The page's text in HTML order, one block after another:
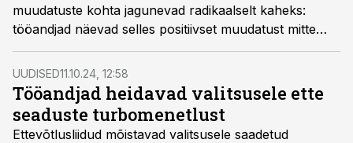
muudatuste kohta jagunevad radikaalselt kaheks:
tööandjad näevad selles positiivset muudatust mitte
ainult endi, vaid ka töötajate jaoks, ametiühingud aga
nõuavad seaduseelnõu ülevaatamist.
UUDISED11.10.24, 12:58
Tööandjad heidavad valitsusele ette
seaduste turbomenetlust
Ettevõtlusliidud mõistavad valitsusele saadetud